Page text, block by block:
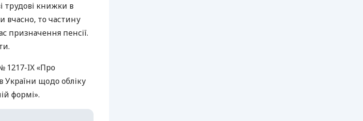
трудові книжки в
вчасно, то частину
призначення пенсії.
1217-IX «Про
України щодо обліку
формі».